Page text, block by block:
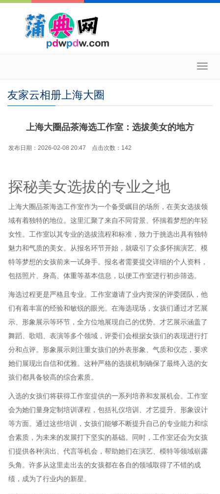
友家云相册上海大圈
上海大圈品茶海选工作室：选拔美女的地方
发布日期：2026-02-08 20:47 点击次数：142
探秘美女选拔的专业之地
上海大圈品茶海选工作室作为一个备受瞩目的场所，在美女选拔领
域有着独特的地位。这里汇聚了来自不同背景、怀揣着梦想的年轻
女性。工作室以其专业的选拔流程和标准，致力于挑选出具有独特
魅力和气质的美女。从报名环节开始，就吸引了众多怀揣演艺、模
特等梦想的女孩前来一试身手。报名者需要提交详细的个人资料，
包括照片、身高、体重等基本信息，以便工作室进行初步筛选。
海选过程更是严格且专业。工作室邀请了业内资深的评委团队，他
们有着丰富的经验和敏锐的眼光。在海选现场，女孩们通过才艺展
示、形象展示等环节，全方位地展现自己的优势。才艺展示涵盖了
舞蹈、歌唱、表演等多个领域，评委们会根据女孩们的表现进行打
分和点评。形象展示则注重女孩们的外表形象、气质和仪态，要求
她们展现出自信和优雅。这种严格的选拔机制确保了最终入选的女
孩们都具备较高的综合素质。
入选的女孩们将获得工作室提供的一系列培养和发展机会。工作室
会为她们量身定制培训课程，包括礼仪培训、才艺提升、形象设计
等方面。通过这些培训，女孩们能够不断提升自己的专业能力和综
合素质，为未来的发展打下坚实的基础。同时，工作室还会为女孩
们提供各种演出、代言等机会，帮助她们在演艺、模特等领域崭露
头角。许多从这里走出去的女孩都在各自的领域取得了不错的成
绩，成为了行业内的新星。